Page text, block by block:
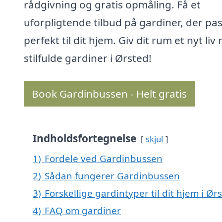
rådgivning og gratis opmåling. Få et
uforpligtende tilbud på gardiner, der
perfekt til dit hjem. Giv dit rum et nyt liv
stilfulde gardiner i Ørsted!
Book Gardinbussen - Helt gratis
Indholdsfortegnelse skjul
1) Fordele ved Gardinbussen
2) Sådan fungerer Gardinbussen
3) Forskellige gardintyper til dit hjem i
4) FAQ om gardiner